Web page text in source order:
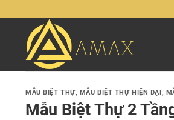
đến
MẪU BIỆT THỰ, MẪU BIỆT THỰ HIỆN ĐẠI,
Mẫu Biệt Thự 2